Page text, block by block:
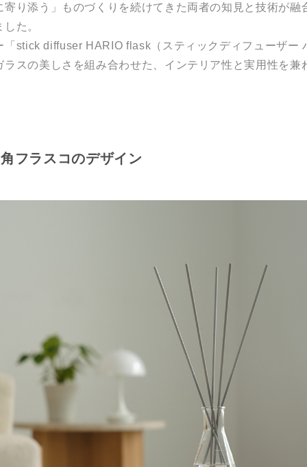
り添う」ものづくりを続けてきた両者の知見と技術が融
た。
「stick diffuser HARIO flask（スティックディフューザー
スの美しさを組み合わせた、インテリア性と実用性を兼
フラスコのデザイン